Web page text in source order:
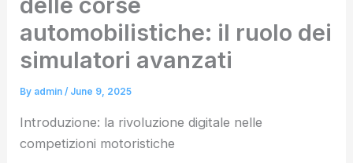
automobilistiche: il ruolo dei
simulatori avanzati
By admin/ June 9, 2025
Introduzione: la rivoluzione digitale nelle
competizioni motoristiche